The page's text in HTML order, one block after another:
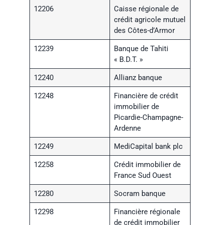
12206
Caisse régionale de
crédit agricole mutuel
des Côtes-d’Armor
12239
Banque de Tahiti
« B.D.T. »
12240 Allianz banque
12248
Financière de crédit
immobilier de
Picardie-Champagne-
Ardenne
12249 MediCapital bank plc
12258
Crédit immobilier de
France Sud Ouest
12280 Socram banque
12298
Financière régionale
de crédit immobilier